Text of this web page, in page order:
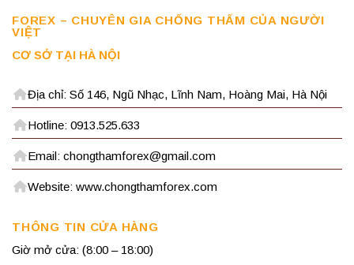
FOREX – CHUYÊN GIA CHỐNG THẤM CỦA NGƯỜI
VIỆT
CƠ SỞ TẠI HÀ NỘI
Địa chỉ: Số 146, Ngũ Nhạc, Lĩnh Nam, Hoàng Mai, Hà Nội
Hotline: 0913.525.633
Email: chongthamforex@gmail.com
Website: www.chongthamforex.com
THÔNG TIN CỬA HÀNG
Giờ mở cửa: (8:00 – 18:00)